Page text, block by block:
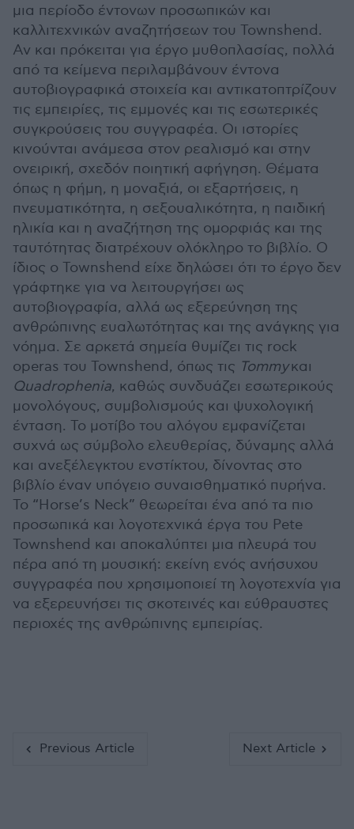
μια περίοδο έντονων προσωπικών και
καλλιτεχνικών αναζητήσεων του Townshend.
Αν και πρόκειται για έργο μυθοπλασίας, πολλά
από τα κείμενα περιλαμβάνουν έντονα
αυτοβιογραφικά στοιχεία και αντικατοπτρίζουν
τις εμπειρίες, τις εμμονές και τις εσωτερικές
συγκρούσεις του συγγραφέα. Οι ιστορίες
κινούνται ανάμεσα στον ρεαλισμό και στην
ονειρική, σχεδόν ποιητική αφήγηση. Θέματα
όπως η φήμη, η μοναξιά, οι εξαρτήσεις, η
πνευματικότητα, η σεξουαλικότητα, η παιδική
ηλικία και η αναζήτηση της ομορφιάς και της
ταυτότητας διατρέχουν ολόκληρο το βιβλίο. Ο
ίδιος ο Townshend είχε δηλώσει ότι το έργο δεν
γράφτηκε για να λειτουργήσει ως
αυτοβιογραφία, αλλά ως εξερεύνηση της
ανθρώπινης ευαλωτότητας και της ανάγκης για
νόημα. Σε αρκετά σημεία θυμίζει τις rock
operas του Townshend, όπως τις Tommyκαι
Quadrophenia, καθώς συνδυάζει εσωτερικούς
μονολόγους, συμβολισμούς και ψυχολογική
ένταση. Το μοτίβο του αλόγου εμφανίζεται
συχνά ως σύμβολο ελευθερίας, δύναμης αλλά
και ανεξέλεγκτου ενστίκτου, δίνοντας στο
βιβλίο έναν υπόγειο συναισθηματικό πυρήνα.
Το “Horse’s Neck” θεωρείται ένα από τα πιο
προσωπικά και λογοτεχνικά έργα του Pete
Townshend και αποκαλύπτει μια πλευρά του
πέρα από τη μουσική: εκείνη ενός ανήσυχου
συγγραφέα που χρησιμοποιεί τη λογοτεχνία για
να εξερευνήσει τις σκοτεινές και εύθραυστες
περιοχές της ανθρώπινης εμπειρίας.
Previous Article Next Article